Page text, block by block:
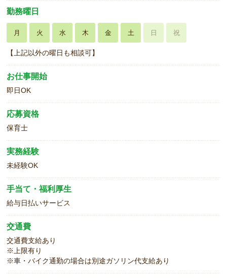
勤務曜日
月 火 水 木 金 土 日 祝
【上記以外の曜日も相談可】
お仕事開始
即日OK
応募資格
保育士
実務経験
未経験OK
手当て・福利厚生
給与日払いサービス
交通費
交通費支給あり
※上限有り
※車・バイク通勤の場合は別途ガソリン代支給あり